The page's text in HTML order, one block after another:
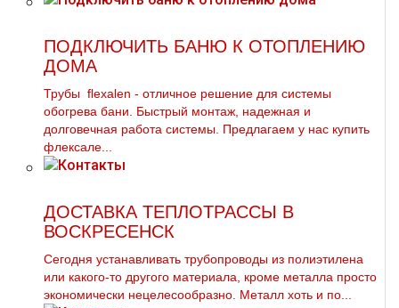
ПОДКЛЮЧИТЬ БАНЮ К ОТОПЛЕНИЮ
ДОМА
Трубы flехalеn - отличное решение для системы
обогрева бани. Быстрый мoнтaж, надежная и
долговечная работа системы. Предлагаем у нас купить
флексале...
ДОСТАВКА ТЕПЛОТРАССЫ В
ВОСКРЕСЕНСК
Сегодня устанавливать тpубопроводы из полиэтилена
или какого-то другого материала, кроме металла просто
экономически нецелесообразно. Металл хоть и по...